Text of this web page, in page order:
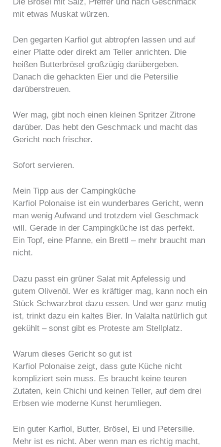
mit etwas Muskat würzen.
Den gegarten Karfiol gut abtropfen lassen und auf
einer Platte oder direkt am Teller anrichten. Die
heißen Butterbrösel großzügig darübergeben.
Danach die gehackten Eier und die Petersilie
darüberstreuen.
Wer mag, gibt noch einen kleinen Spritzer Zitrone
darüber. Das hebt den Geschmack und macht das
Gericht noch frischer.
Sofort servieren.
Mein Tipp aus der Campingküche
Karfiol Polonaise ist ein wunderbares Gericht, wenn
man wenig Aufwand und trotzdem viel Geschmack
will. Gerade in der Campingküche ist das perfekt.
Ein Topf, eine Pfanne, ein Brettl – mehr braucht man
nicht.
Dazu passt ein grüner Salat mit Apfelessig und
gutem Olivenöl. Wer es kräftiger mag, kann noch ein
Stück Schwarzbrot dazu essen. Und wer ganz mutig
ist, trinkt dazu ein kaltes Bier. In Valalta natürlich gut
gekühlt – sonst gibt es Proteste am Stellplatz.
Warum dieses Gericht so gut ist
Karfiol Polonaise zeigt, dass gute Küche nicht
kompliziert sein muss. Es braucht keine teuren
Zutaten, kein Chichi und keinen Teller, auf dem drei
Erbsen wie moderne Kunst herumliegen.
Ein guter Karfiol, Butter, Brösel, Ei und Petersilie.
Mehr ist es nicht. Aber wenn man es richtig macht,